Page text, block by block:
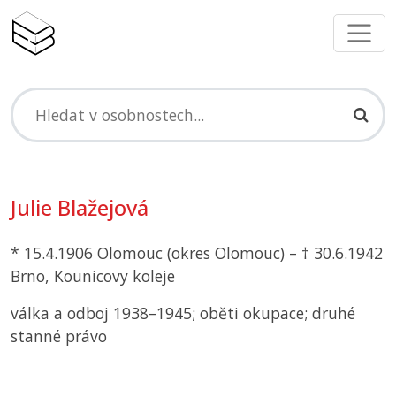
Julie Blažejová
* 15.4.1906 Olomouc (okres Olomouc) – † 30.6.1942
Brno, Kounicovy koleje
válka a odboj 1938–1945; oběti okupace; druhé
stanné právo